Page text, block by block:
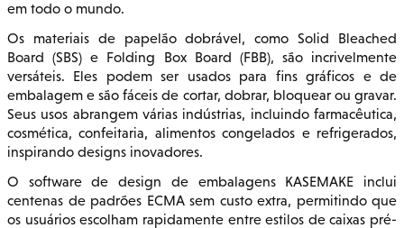
em todo o mundo.
Os materiais de papelão dobrável, como Solid Bleached
Board (SBS) e Folding Box Board (FBB), são incrivelmente
versáteis. Eles podem ser usados para fins gráficos e de
embalagem e são fáceis de cortar, dobrar, bloquear ou gravar.
Seus usos abrangem várias indústrias, incluindo farmacêutica,
cosmética, confeitaria, alimentos congelados e refrigerados,
inspirando designs inovadores.
O software de design de embalagens KASEMAKE inclui
centenas de padrões ECMA sem custo extra, permitindo que
os usuários escolham rapidamente entre estilos de caixas pré-